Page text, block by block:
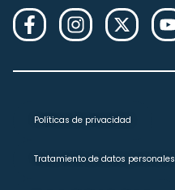
Políticas de privacidad
Tratamiento de datos personales